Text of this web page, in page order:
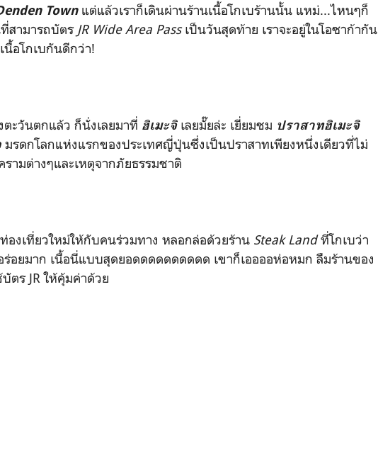
Town แต่แล้วเราก็เดินผ่านร้านเนื้อโกเบร้านนั้น แหม่...ไหนๆก็
สามารถบัตร JR Wide Area Passเป็นวันสุดท้าย เราจะอยู่ในโอซาก้ากัน
นื้อโกเบกันดีกว่า!
ตะวันตกแล้ว ก็นั่งเลยมาที่ ฮิเมะจิเลยมั๊ยล่ะ เยี่ยมชม ปราสาทฮิเมะจิ
มรดกโลกแห่งแรกของประเทศญี่ปุ่นซึ่งเป็นปราสาทเพียงหนึ่งเดียวที่ไม่
ามต่างๆและเหตุจากภัยธรรมชาติ
องเที่ยวใหม่ให้กับคนร่วมทาง หลอกล่อด้วยร้าน Steak Landที่โกเบว่า
ร่อยมาก เนื้อนี่แบบสุดยอดดดดดดดดดด เขาก็เออออห่อหมก ลืมร้านของ
ตร JR ให้คุ้มค่าด้วย